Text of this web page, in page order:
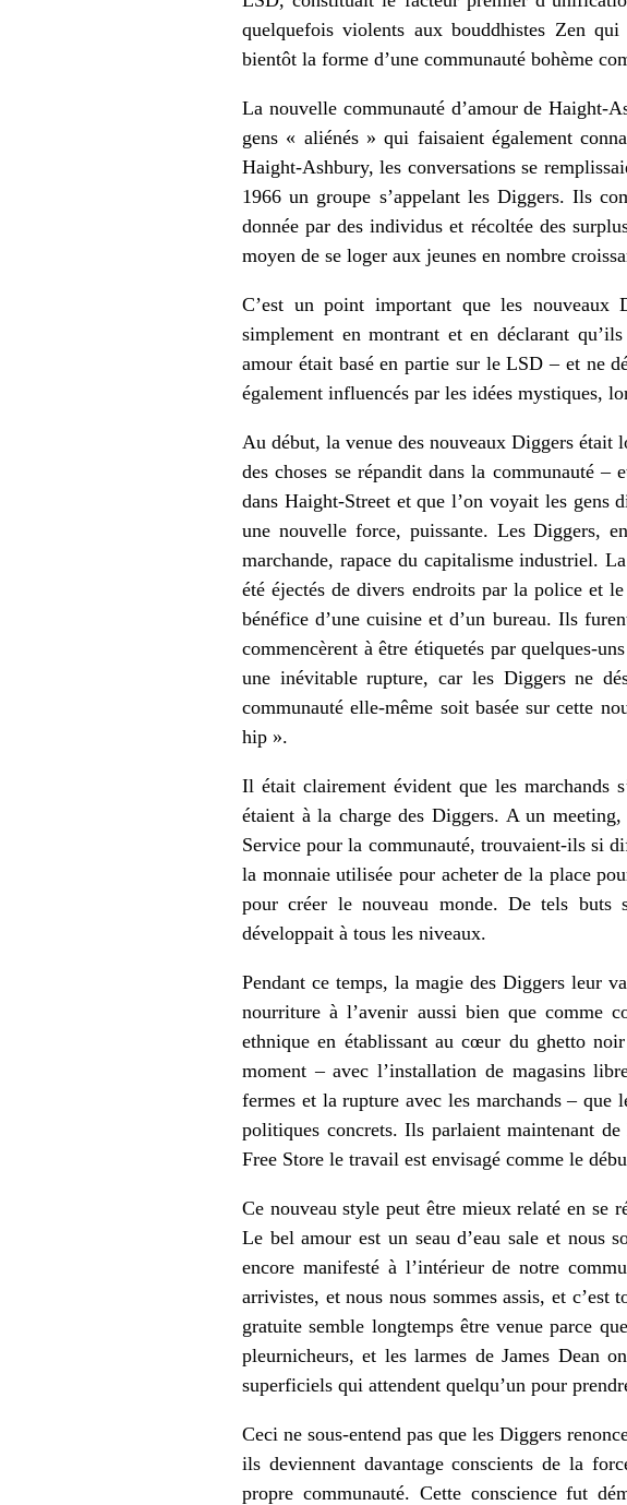
quelquefois violents aux bouddhistes Zen
bientôt la forme d’une communauté bohème
La nouvelle communauté d’amour de Haight-
gens « aliénés » qui faisaient également
Haight-Ashbury, les conversations se
1966 un groupe s’appelant les Diggers. Ils
donnée par des individus et récoltée des
moyen de se loger aux jeunes en nombre
C’est un point important que les nouveaux
simplement en montrant et en déclarant
amour était basé en partie sur le LSD – et ne
également influencés par les idées mystiques,
Au début, la venue des nouveaux Diggers
des choses se répandit dans la communauté
dans Haight-Street et que l’on voyait les gens
une nouvelle force, puissante. Les Diggers,
marchande, rapace du capitalisme industriel.
été éjectés de divers endroits par la police et
bénéfice d’une cuisine et d’un bureau. Ils
commencèrent à être étiquetés par quelques-
une inévitable rupture, car les Diggers ne
communauté elle-même soit basée sur cette
hip ».
Il était clairement évident que les marchands
étaient à la charge des Diggers. A un
Service pour la communauté, trouvaient-ils si
la monnaie utilisée pour acheter de la place
pour créer le nouveau monde. De tels buts
développait à tous les niveaux.
Pendant ce temps, la magie des Diggers leur
nourriture à l’avenir aussi bien que comme
ethnique en établissant au cœur du ghetto
moment – avec l’installation de magasins
fermes et la rupture avec les marchands –
politiques concrets. Ils parlaient maintenant
Free Store le travail est envisagé comme le
Ce nouveau style peut être mieux relaté en se
Le bel amour est un seau d’eau sale et nous
encore manifesté à l’intérieur de notre
arrivistes, et nous nous sommes assis, et
gratuite semble longtemps être venue parce
pleurnicheurs, et les larmes de James Dean
superficiels qui attendent quelqu’un pour
Ceci ne sous-entend pas que les Diggers
ils deviennent davantage conscients de la
propre communauté. Cette conscience fut